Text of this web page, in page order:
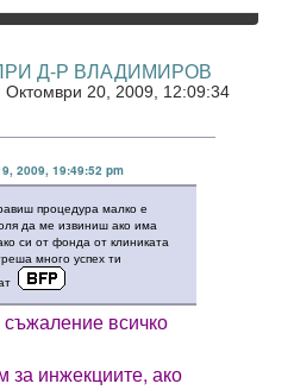
Д-Р ВЛАДИМИРОВ
Октомври 20, 2009, 12:09:34
2009, 19:49:52 pm
процедура малко е
да ме извиниш ако има
си от фонда от клиниката
много успех ти
всичко
за инжекциите, ако